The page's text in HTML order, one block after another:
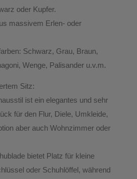
oder Kupfer.
massivem Erlen- oder
Schwarz, Grau, Braun,
Wenge, Palisander u.v.m.
Sitz:
ist ein elegantes und sehr
für den Flur, Diele, Umkleide,
aber auch Wohnzimmer oder
bietet Platz für kleine
oder Schuhlöffel, während